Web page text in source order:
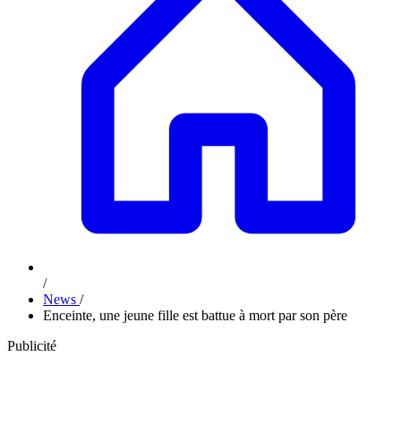
/
News /
Enceinte, une jeune fille est battue à mort par son père
Publicité